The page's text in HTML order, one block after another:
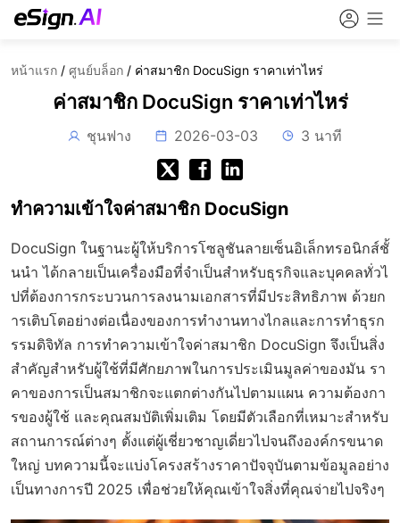
หน้าแรก / ศูนย์บล็อก / ค่าสมาชิก DocuSign ราคาเท่าไหร่
ค่าสมาชิก DocuSign ราคาเท่าไหร่
ชุนฟาง 2026-03-03 3 นาที
ทำความเข้าใจค่าสมาชิก DocuSign
DocuSign ในฐานะผู้ให้บริการโซลูชันลายเซ็นอิเล็กทรอนิกส์ชั้
นนำ ได้กลายเป็นเครื่องมือที่จำเป็นสำหรับธุรกิจและบุคคลทั่วไ
ปที่ต้องการกระบวนการลงนามเอกสารที่มีประสิทธิภาพ ด้วยก
ารเติบโตอย่างต่อเนื่องของการทำงานทางไกลและการทำธุรก
รรมดิจิทัล การทำความเข้าใจค่าสมาชิก DocuSign จึงเป็นสิ่ง
สำคัญสำหรับผู้ใช้ที่มีศักยภาพในการประเมินมูลค่าของมัน รา
คาของการเป็นสมาชิกจะแตกต่างกันไปตามแผน ความต้องกา
รของผู้ใช้ และคุณสมบัติเพิ่มเติม โดยมีตัวเลือกที่เหมาะสำหรับ
สถานการณ์ต่างๆ ตั้งแต่ผู้เชี่ยวชาญเดี่ยวไปจนถึงองค์กรขนาด
ใหญ่ บทความนี้จะแบ่งโครงสร้างราคาปัจจุบันตามข้อมูลอย่าง
เป็นทางการปี 2025 เพื่อช่วยให้คุณเข้าใจสิ่งที่คุณจ่ายไปจริงๆ